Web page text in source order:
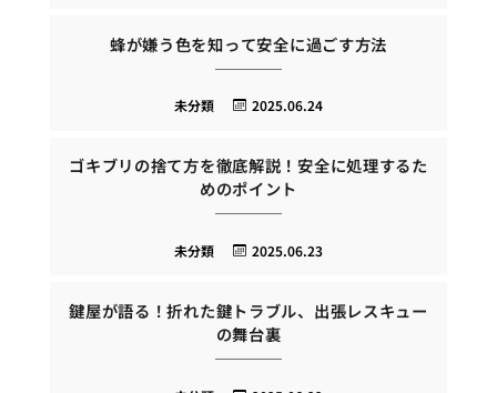
蜂が嫌う色を知って安全に過ごす方法
2025.06.24
未分類
ゴキブリの捨て方を徹底解説！安全に処理するた
めのポイント
2025.06.23
未分類
鍵屋が語る！折れた鍵トラブル、出張レスキュー
の舞台裏